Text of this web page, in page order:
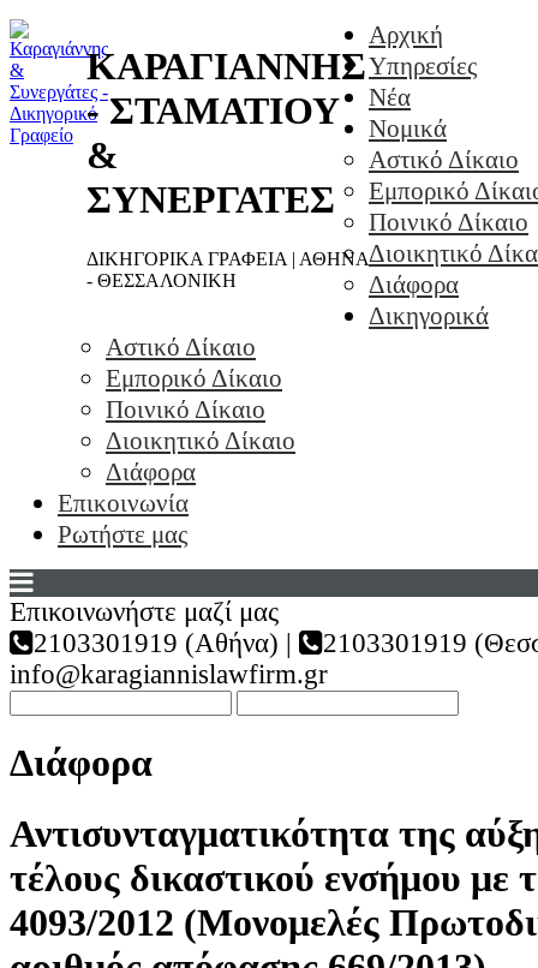
ΚΑΡΑΓΙΑΝΝΗΣ
- ΣΤΑΜΑΤΙΟΥ
&
ΣΥΝΕΡΓΑΤΕΣ
ΔΙΚΗΓΟΡΙΚΑ ΓΡΑΦΕΙΑ | ΑΘΗΝΑ
- ΘΕΣΣΑΛΟΝΙΚΗ
Αρχική
Υπηρεσίες
Νέα
Νομικά
Αστικό Δίκαιο
Εμπορικό
Ποινικό Δίκαιο
Διοικητικό
Διάφορα
Δικηγορικά
Αστικό Δίκαιο
Εμπορικό Δίκαιο
Ποινικό Δίκαιο
Διοικητικό Δίκαιο
Διάφορα
Επικοινωνία
Ρωτήστε μας
Επικοινωνήστε μαζί μας
2103301919 (Αθήνα) |
2103301919
info@karagiannislawfirm.gr
Διάφορα
Αντισυνταγματικότητα της
τέλους δικαστικού ενσήμου με
4093/2012 (Μονομελές